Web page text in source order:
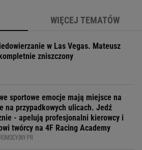
WIĘCEJ TEMATÓW
w Las Vegas. Mateusz
zniszczony
sportowe emocje mają miejsce na
na przypadkowych ulicach. Jedź
- apelują profesjonalni kierowcy i
twórcy na 4F Racing Academy
PR